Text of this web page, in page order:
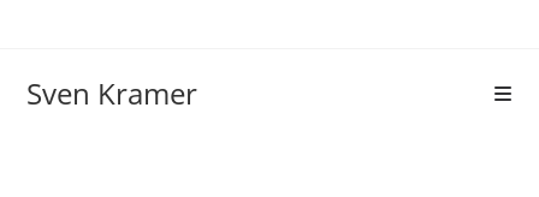
Sven Kramer